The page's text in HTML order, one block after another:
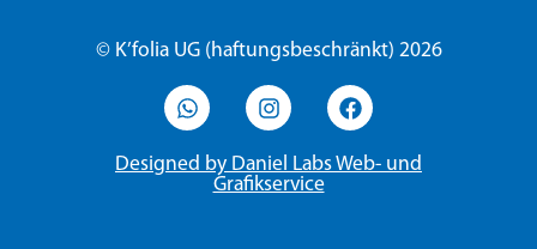
© K’folia UG (haftungsbeschränkt) 2026
Designed by Daniel Labs Web- und
Grafikservice